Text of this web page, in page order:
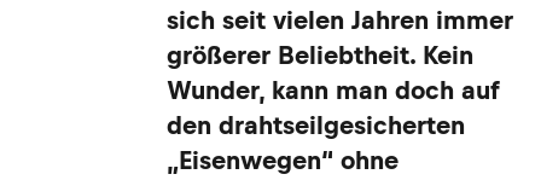
sich seit vielen Jahren immer
größerer Beliebtheit. Kein
Wunder, kann man doch auf
den drahtseilgesicherten
„Eisenwegen“ ohne